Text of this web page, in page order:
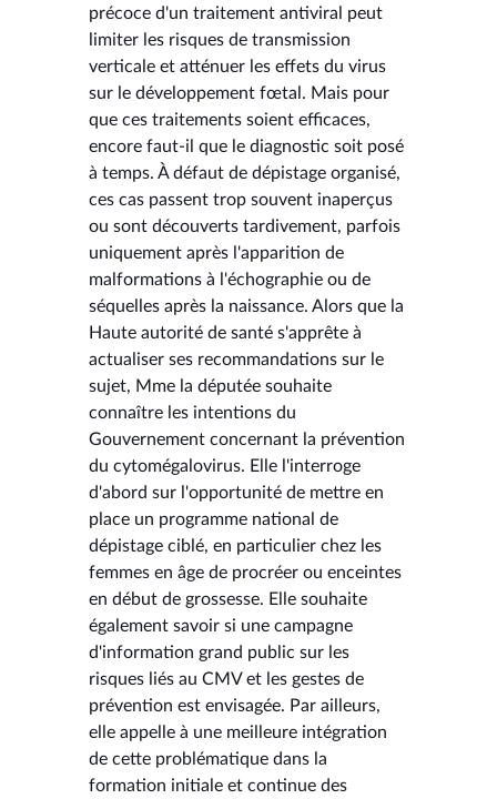
précoce d'un traitement antiviral peut
limiter les risques de transmission
verticale et atténuer les effets du virus
sur le développement fœtal. Mais pour
que ces traitements soient efficaces,
encore faut-il que le diagnostic soit posé
à temps. À défaut de dépistage organisé,
ces cas passent trop souvent inaperçus
ou sont découverts tardivement, parfois
uniquement après l'apparition de
malformations à l'échographie ou de
séquelles après la naissance. Alors que la
Haute autorité de santé s'apprête à
actualiser ses recommandations sur le
sujet, Mme la députée souhaite
connaître les intentions du
Gouvernement concernant la prévention
du cytomégalovirus. Elle l'interroge
d'abord sur l'opportunité de mettre en
place un programme national de
dépistage ciblé, en particulier chez les
femmes en âge de procréer ou enceintes
en début de grossesse. Elle souhaite
également savoir si une campagne
d'information grand public sur les
risques liés au CMV et les gestes de
prévention est envisagée. Par ailleurs,
elle appelle à une meilleure intégration
de cette problématique dans la
formation initiale et continue des